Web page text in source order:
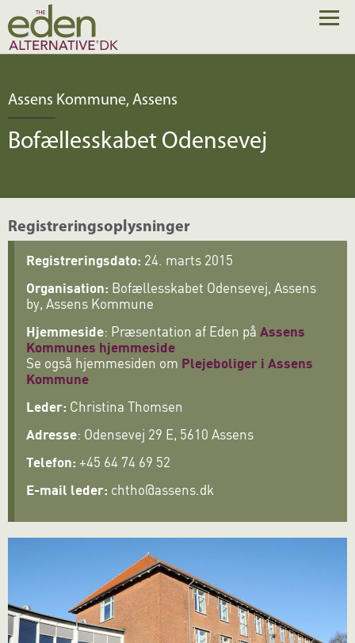
Assens Kommune, Assens
Bofællesskabet Odensevej
Registreringsoplysninger
Registreringsdato: 24. marts 2015
Organisation: Bofællesskabet Odensevej, Assens
by, Assens Kommune
Hjemmeside: Præsentation af Eden på Assens
Kommunes hjemmeside
Se også hjemmesiden om Plejeboliger i Assens
Kommune
Leder: Christina Thomsen
Adresse: Odensevej 29 E, 5610 Assens
Telefon: +45 64 74 69 52
E-mail leder: chtho@assens.dk